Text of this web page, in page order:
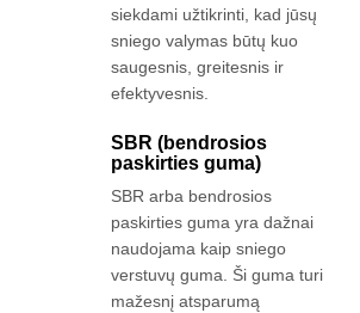
siekdami užtikrinti, kad jūsų
sniego valymas būtų kuo
saugesnis, greitesnis ir
efektyvesnis.
SBR (bendrosios
paskirties guma)
SBR arba bendrosios
paskirties guma yra dažnai
naudojama kaip sniego
verstuvų guma. Ši guma turi
mažesnį atsparumą